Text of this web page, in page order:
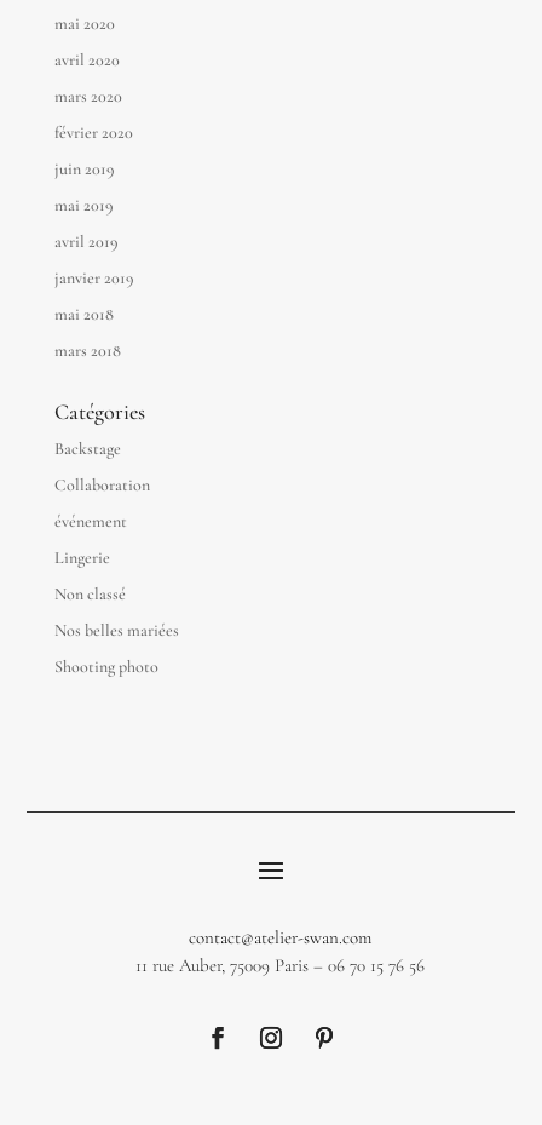
mai 2020
avril 2020
mars 2020
février 2020
juin 2019
mai 2019
avril 2019
janvier 2019
mai 2018
mars 2018
Catégories
Backstage
Collaboration
événement
Lingerie
Non classé
Nos belles mariées
Shooting photo
contact@atelier-swan.com
11 rue Auber, 75009 Paris – 06 70 15 76 56